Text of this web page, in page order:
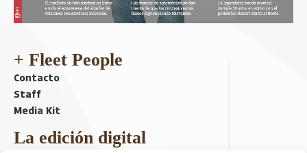
+ Fleet People
Contacto
Staff
Media Kit
La edición digital